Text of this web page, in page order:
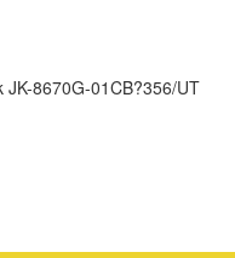
8670G-01CB?356/UT